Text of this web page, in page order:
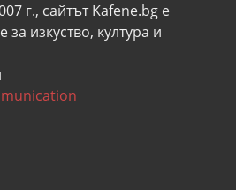
г., сайтът Kafene.bg e
изкуство, култура и